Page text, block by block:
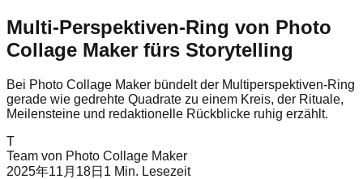
Multi-Perspektiven-Ring von Photo
Collage Maker fürs Storytelling
Bei Photo Collage Maker bündelt der Multiperspektiven-Ring
gerade wie gedrehte Quadrate zu einem Kreis, der Rituale,
Meilensteine und redaktionelle Rückblicke ruhig erzählt.
T
Team von Photo Collage Maker
2025年11月18日 1 Min. Lesezeit